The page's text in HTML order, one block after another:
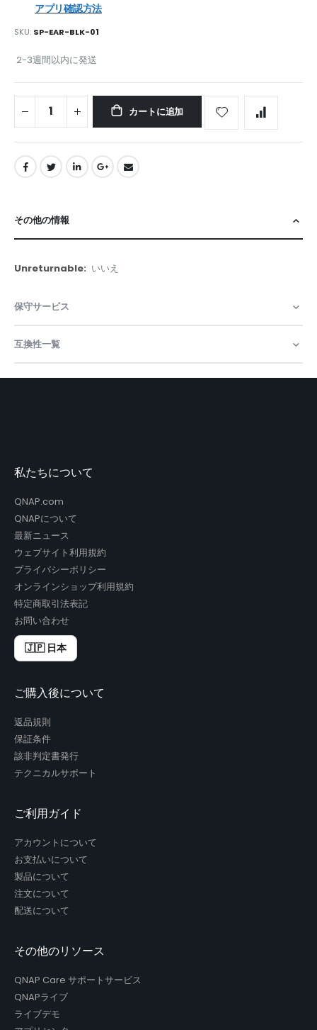
アプリ確認方法
SKU SP-EAR-BLK-01
2-3週間以内に発送
カートに追加
その他の情報
そ
の
情
報
いいえ
保守サービス
互換性一覧
私たちについて
QNAP.com
QNAPについて
最新ニュース
ウェブサイト利用規約
プライバシーポリシー
オンラインショップ利用規約
特定商取引法表記
お問い合わせ
🇯🇵 日本
ご購入後について
返品規則
保証条件
該非判定書発行
テクニカルサポート
ご利用ガイド
アカウントについて
お支払いについて
製品について
注文について
配送について
その他のリソース
QNAP Care サポートサービス
QNAPライブ
ライブデモ